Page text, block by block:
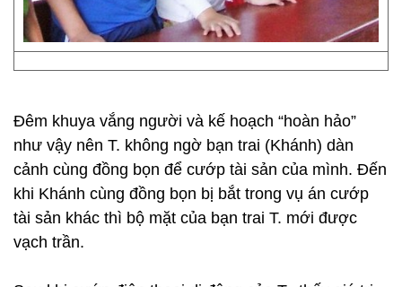
Đêm khuya vắng người và kế hoạch “hoàn hảo”
như vậy nên T. không ngờ bạn trai (Khánh) dàn
cảnh cùng đồng bọn để cướp tài sản của mình. Đến
khi Khánh cùng đồng bọn bị bắt trong vụ án cướp
tài sản khác thì bộ mặt của bạn trai T. mới được
vạch trần.